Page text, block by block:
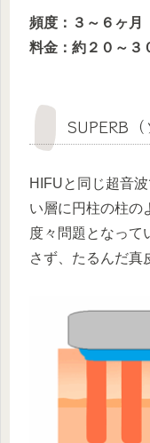
頻度：３～６ヶ月
料金：約２０～３
SUPERB（
HIFUと同じ超音
い層に円柱の柱の
度々問題となって
さず、たるんだ真